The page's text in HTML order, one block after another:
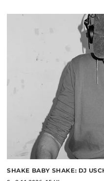
SHAKE BABY SHAKE: DJ